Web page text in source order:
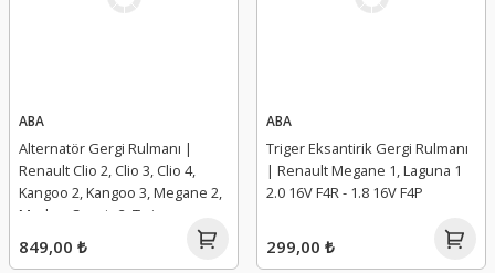
ABA
Alternatör Gergi Rulmanı |
Renault Clio 2, Clio 3, Clio 4,
Kangoo 2, Kangoo 3, Megane 2,
Modus, Scenic 2, Twingo
849,00 ₺
ABA
Triger Eksantirik Gergi Rulmanı
| Renault Megane 1, Laguna 1
2.0 16V F4R - 1.8 16V F4P
299,00 ₺